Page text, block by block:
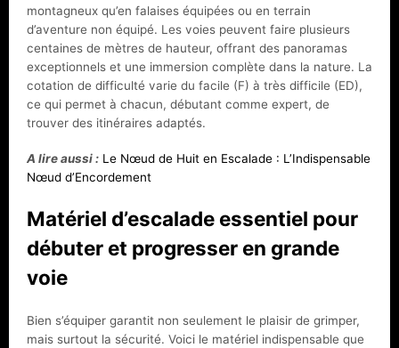
montagneux qu’en falaises équipées ou en terrain
d’aventure non équipé. Les voies peuvent faire plusieurs
centaines de mètres de hauteur, offrant des panoramas
exceptionnels et une immersion complète dans la nature. La
cotation de difficulté varie du facile (F) à très difficile (ED),
ce qui permet à chacun, débutant comme expert, de
trouver des itinéraires adaptés.
A lire aussi : Le Nœud de Huit en Escalade : L’Indispensable
Nœud d’Encordement
Matériel d’escalade essentiel pour
débuter et progresser en grande
voie
Bien s’équiper garantit non seulement le plaisir de grimper,
mais surtout la sécurité. Voici le matériel indispensable que